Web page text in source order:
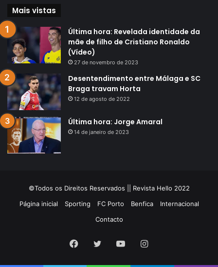
Mais vistas
Última hora: Revelada identidade da
mãe de filho de Cristiano Ronaldo
(Vídeo)
27 de novembro de 2023
Desentendimento entre Málaga e SC
Braga travam Horta
12 de agosto de 2022
Última hora: Jorge Amaral
14 de janeiro de 2023
©Todos os Direitos Reservados || Revista Hello 2022
Página inicial
Sporting FC Porto Benfica
Internacional
Contacto
Facebook
TwitterYouTubeInstagram